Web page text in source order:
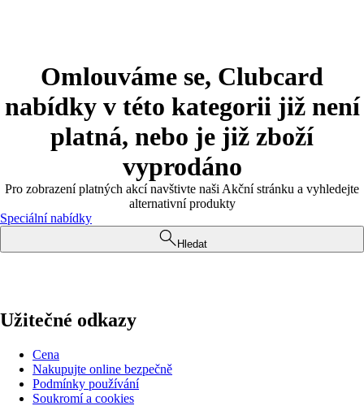
Omlouváme se, Clubcard
nabídky v této kategorii již není
platná, nebo je již zboží
vyprodáno
Pro zobrazení platných akcí navštivte naši Akční stránku a vyhledejte
alternativní produkty
Speciální nabídky
Hledat
Užitečné odkazy
Cena
Nakupujte online bezpečně
Podmínky používání
Soukromí a cookies